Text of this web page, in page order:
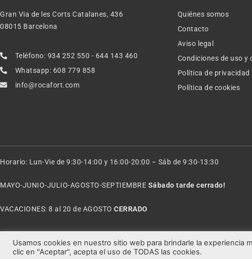
Gran Via de les Corts Catalanes, 436
08015 Barcelona
Teléfono: 934 252 550 - 644 143 460
Whatsapp: 608 779 858
info@rocafort.com
Quiénes somos
Contacto
Aviso legal
Condiciones de uso y
Política de privacidad
Política de cookies
Horario: Lun-Vie de 9:30-14:00 y 16:00-20:00 – Sáb de 9:30-13:30
MAYO-JUNIO-JULIO-AGOSTO-SEPTIEMBRE Sábado tarde cerrado!
VACACIONES: 8 al 20 de AGOSTO CERRADO
Usamos cookies en nuestro sitio web para brindarle la experiencia
clic en "Aceptar", acepta el uso de TODAS las cookies.